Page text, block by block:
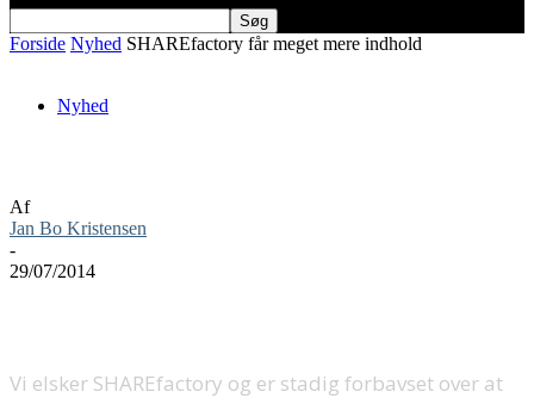
Forside Nyhed SHAREfactory får meget mere indhold
Nyhed
Af
Jan Bo Kristensen
-
29/07/2014
Vi elsker SHAREfactory og er stadig forbavset over at